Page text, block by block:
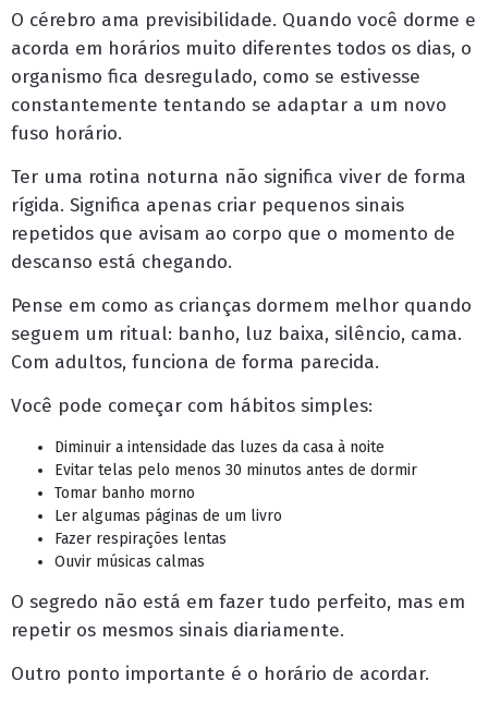
O cérebro ama previsibilidade. Quando você dorme e
acorda em horários muito diferentes todos os dias, o
organismo fica desregulado, como se estivesse
constantemente tentando se adaptar a um novo
fuso horário.
Ter uma rotina noturna não significa viver de forma
rígida. Significa apenas criar pequenos sinais
repetidos que avisam ao corpo que o momento de
descanso está chegando.
Pense em como as crianças dormem melhor quando
seguem um ritual: banho, luz baixa, silêncio, cama.
Com adultos, funciona de forma parecida.
Você pode começar com hábitos simples:
Diminuir a intensidade das luzes da casa à noite
Evitar telas pelo menos 30 minutos antes de dormir
Tomar banho morno
Ler algumas páginas de um livro
Fazer respirações lentas
Ouvir músicas calmas
O segredo não está em fazer tudo perfeito, mas em
repetir os mesmos sinais diariamente.
Outro ponto importante é o horário de acordar.